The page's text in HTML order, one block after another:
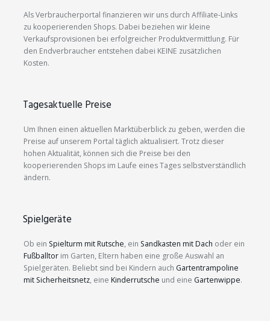
Als Verbraucherportal finanzieren wir uns durch Affiliate-Links
zu kooperierenden Shops. Dabei beziehen wir kleine
Verkaufsprovisionen bei erfolgreicher Produktvermittlung. Für
den Endverbraucher entstehen dabei KEINE zusätzlichen
Kosten.
Tagesaktuelle Preise
Um Ihnen einen aktuellen Marktüberblick zu geben, werden die
Preise auf unserem Portal täglich aktualisiert. Trotz dieser
hohen Aktualität, können sich die Preise bei den
kooperierenden Shops im Laufe eines Tages selbstverständlich
ändern.
Spielgeräte
Ob ein Spielturm mit Rutsche, ein Sandkasten mit Dach oder ein
Fußballtor im Garten, Eltern haben eine große Auswahl an
Spielgeräten. Beliebt sind bei Kindern auch Gartentrampoline
mit Sicherheitsnetz, eine Kinderrutsche und eine Gartenwippe.